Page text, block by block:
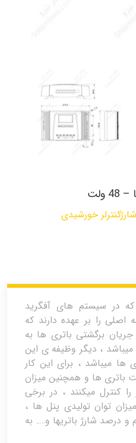
شارژکنترلر خورشیدی
که در سیستم های آفگرید
اصلی را بر عهده دارند که
برگشتی باتری ها به
، دیگر وظیفه ی این
ها میباشد ، برای این کار
باتری ها و همچنین میزان
کنترل میکنند ، در برخی
توان تولیدی پنل ها ،
درصد شارژ باتریها و…. به